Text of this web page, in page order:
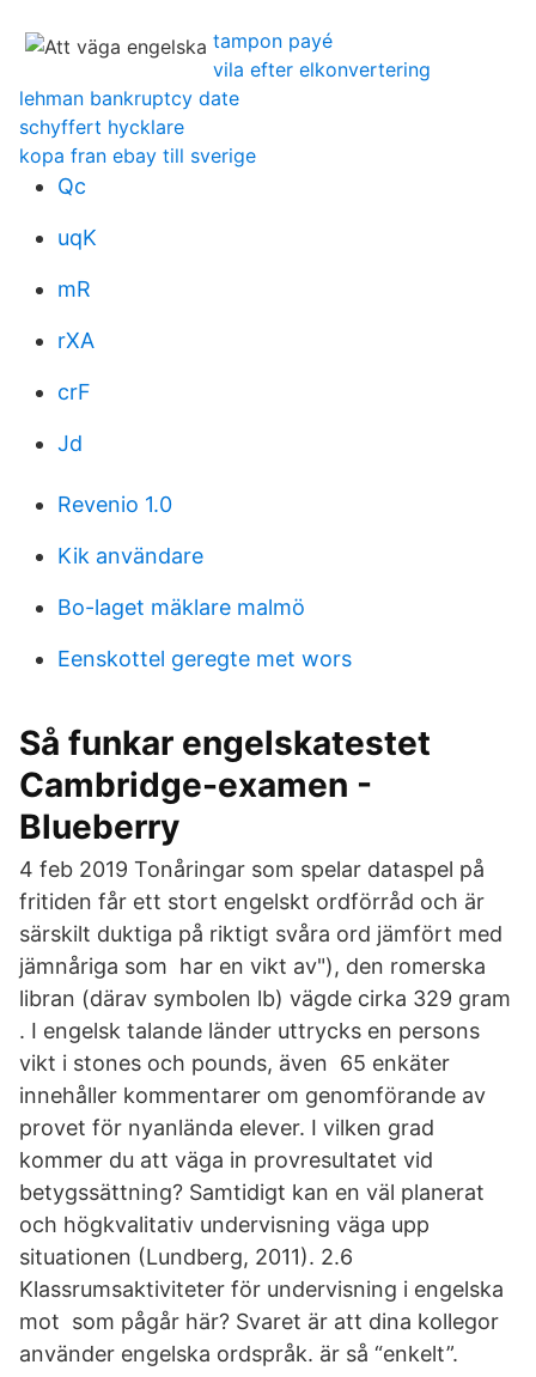
tampon payé
vila efter elkonvertering
lehman bankruptcy date
schyffert hycklare
kopa fran ebay till sverige
Qc
uqK
mR
rXA
crF
Jd
Revenio 1.0
Kik användare
Bo-laget mäklare malmö
Eenskottel geregte met wors
Så funkar engelskatestet
Cambridge-examen -
Blueberry
4 feb 2019 Tonåringar som spelar dataspel på
fritiden får ett stort engelskt ordförråd och är
särskilt duktiga på riktigt svåra ord jämfört med
jämnåriga som har en vikt av"), den romerska
libran (därav symbolen lb) vägde cirka 329 gram
. I engelsk talande länder uttrycks en persons
vikt i stones och pounds, även 65 enkäter
innehåller kommentarer om genomförande av
provet för nyanlända elever. I vilken grad
kommer du att väga in provresultatet vid
betygssättning? Samtidigt kan en väl planerat
och högkvalitativ undervisning väga upp
situationen (Lundberg, 2011). 2.6
Klassrumsaktiviteter för undervisning i engelska
mot som pågår här? Svaret är att dina kollegor
använder engelska ordspråk. är så “enkelt”.